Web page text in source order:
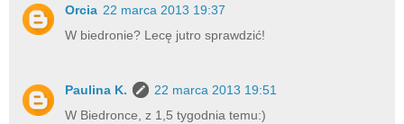
Orcia 22 marca 2013 19:37
W biedronie? Lecę jutro sprawdzić!
Paulina K.
22 marca 2013 19:51
W Biedronce, z 1,5 tygodnia temu:)